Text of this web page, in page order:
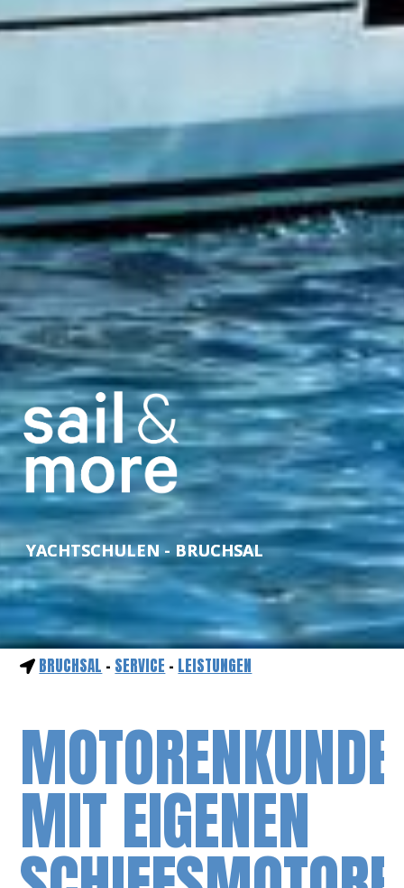
YACHTSCHULEN - BRUCHSAL
BRUCHSAL - SERVICE - LEISTUNGEN
MOTORENKUNDE
MIT EIGENEN